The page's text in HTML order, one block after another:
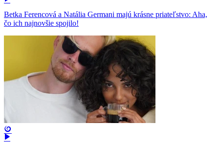
Betka Ferencová a Natália Germani majú krásne priateľstvo: Aha,
čo ich najnovšie spojilo!